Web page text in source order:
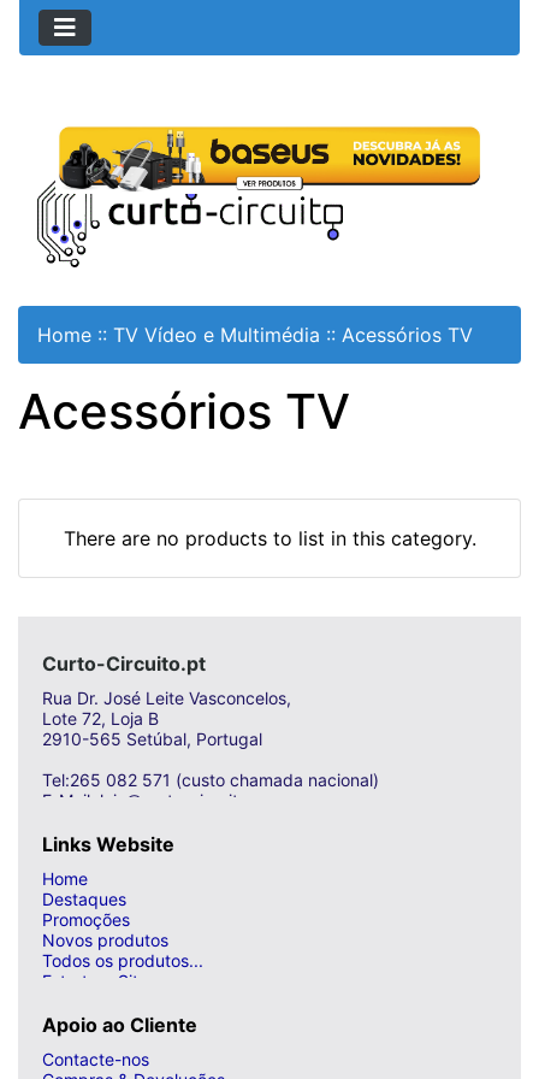
Home :: TV Vídeo e Multimédia :: Acessórios TV
Acessórios TV
There are no products to list in this category.
Curto-Circuito.pt
Rua Dr. José Leite Vasconcelos,
Lote 72, Loja B
2910-565 Setúbal, Portugal
Tel:265 082 571 (custo chamada nacional)
E-Mail: loja@curto-circuito.com
Links Website
Home
Destaques
Promoções
Novos produtos
Todos os produtos...
Estrutura Site
Apoio ao Cliente
Contacte-nos